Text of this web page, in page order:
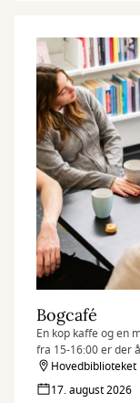
Bogcafé
En kop kaffe og en
fra 15-16:00 er der
Hovedbiblioteket
17. august 2026